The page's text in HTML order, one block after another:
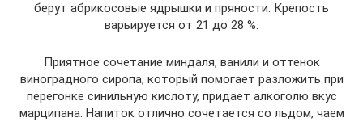
берут абрикосовые ядрышки и пряности. Крепость
варьируется от 21 до 28 %.
Приятное сочетание миндаля, ванили и оттенок
виноградного сиропа, который помогает разложить при
перегонке синильную кислоту, придает алкоголю вкус
марципана. Напиток отлично сочетается со льдом, чаем